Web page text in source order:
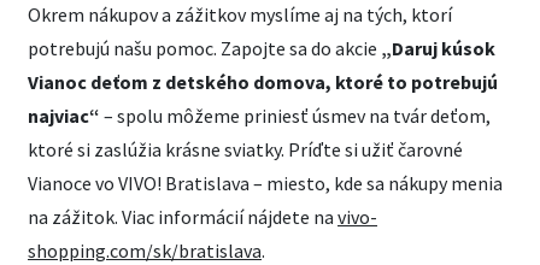
Okrem nákupov a zážitkov myslíme aj na tých, ktorí
potrebujú našu pomoc. Zapojte sa do akcie „Daruj kúsok
Vianoc deťom z detského domova, ktoré to potrebujú
najviac“ – spolu môžeme priniesť úsmev na tvár deťom,
ktoré si zaslúžia krásne sviatky. Príďte si užiť čarovné
Vianoce vo VIVO! Bratislava – miesto, kde sa nákupy menia
na zážitok. Viac informácií nájdete na vivo-
shopping.com/sk/bratislava.